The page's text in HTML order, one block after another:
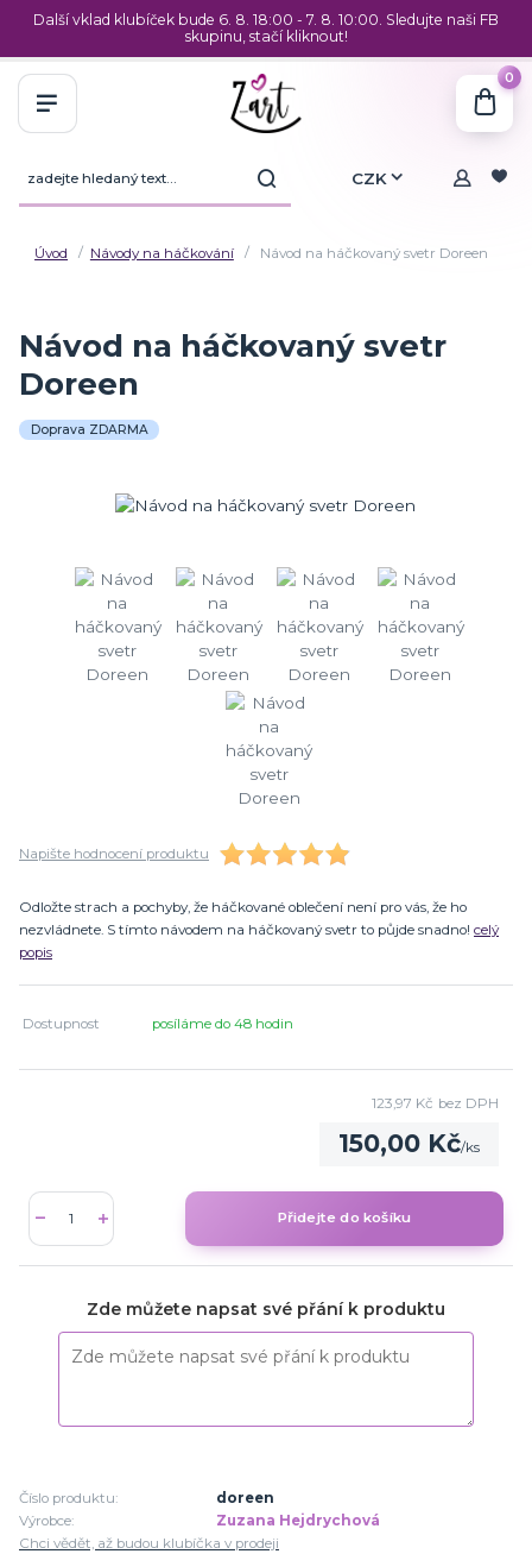
Další vklad klubíček bude 6. 8. 18:00 - 7. 8. 10:00. Sledujte naši FB
skupinu, stačí kliknout!
CZK
0
Úvod Návody na háčkování Návod na háčkovaný svetr Doreen
Návod na háčkovaný svetr
Doreen
Doprava ZDARMA
Napište hodnocení produktu
Odložte strach a pochyby, že háčkované oblečení není pro vás, že ho
nezvládnete. S tímto návodem na háčkovaný svetr to půjde snadno! celý
popis
Dostupnost posíláme do 48 hodin
150,00 Kč/ks
123,97 Kč bez DPH
Přidejte do košíku
Zde můžete napsat své přání k produktu
Číslo produktu:
doreen
Výrobce:
Zuzana Hejdrychová
Chci vědět, až budou klubíčka v prodeji